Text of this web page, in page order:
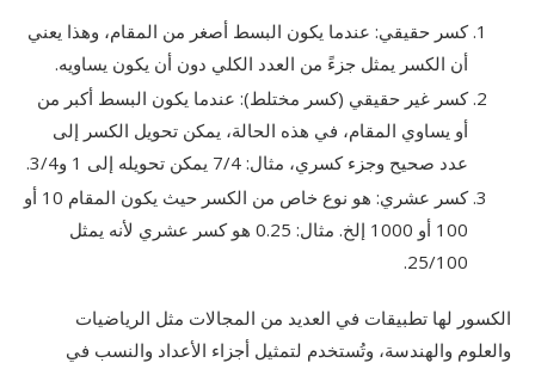
كسر حقيقي: عندما يكون البسط أصغر من المقام، وهذا يعني
أن الكسر يمثل جزءً من العدد الكلي دون أن يكون يساويه.
كسر غير حقيقي (كسر مختلط): عندما يكون البسط أكبر من
أو يساوي المقام، في هذه الحالة، يمكن تحويل الكسر إلى
عدد صحيح وجزء كسري، مثال: 7/4 يمكن تحويله إلى 1 و3/4.
كسر عشري: هو نوع خاص من الكسر حيث يكون المقام 10 أو
100 أو 1000 إلخ. مثال: 0.25 هو كسر عشري لأنه يمثل
25/100.
الكسور لها تطبيقات في العديد من المجالات مثل الرياضيات
والعلوم والهندسة، وتُستخدم لتمثيل أجزاء الأعداد والنسب في